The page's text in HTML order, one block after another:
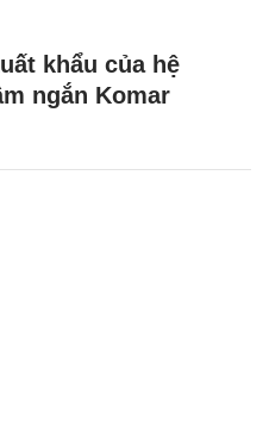
khẩu của hệ
ngắn Komar